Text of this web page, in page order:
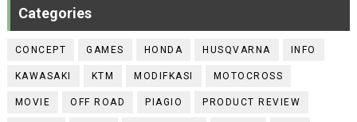
Categories
CONCEPT GAMES HONDA HUSQVARNA INFO
KAWASAKI KTM MODIFKASI MOTOCROSS
MOVIE OFF ROAD PIAGIO PRODUCT REVIEW